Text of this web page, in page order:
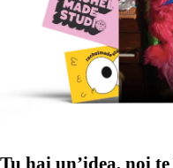
Tu hai un’idea, noi